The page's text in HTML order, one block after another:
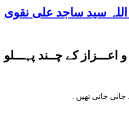
کے چــند پہـــلو